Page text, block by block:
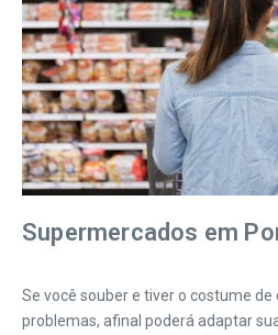
Supermercados em
Se você souber e tiver o costume
problemas, afinal poderá adaptar